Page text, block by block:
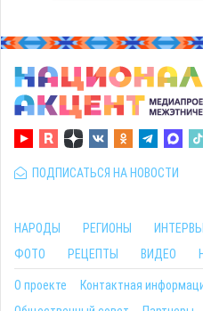
ПОДПИСАТЬСЯ НА НОВОСТИ
НАРОДЫ РЕГИОНЫ
ФОТО
РЕЦЕПТЫ ВИДЕО
О проекте Контактная